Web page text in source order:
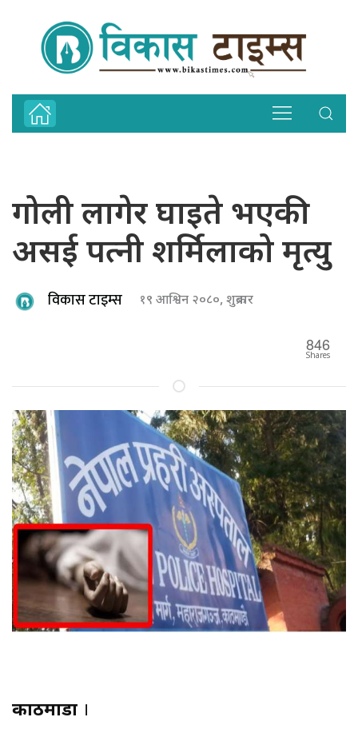
गोली लागेर घाइते भएकी
असई पत्नी शर्मिलाको मृत्यु
विकास टाइम्स १९ आश्विन २०८०, शुक्रबार
846
Shares
काठमाडौं ।